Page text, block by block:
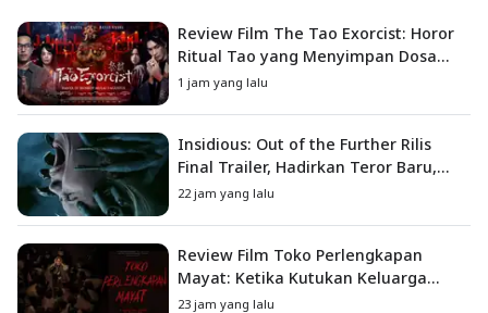
Review Film The Tao Exorcist: Horor
Ritual Tao yang Menyimpan Dosa
Masa Lalu
1 jam yang lalu
Insidious: Out of the Further Rilis
Final Trailer, Hadirkan Teror Baru,
Iblis Kini Masuk ke Dunia Manusia
22 jam yang lalu
Review Film Toko Perlengkapan
Mayat: Ketika Kutukan Keluarga
Menjadi Sumber Teror yang
23 jam yang lalu